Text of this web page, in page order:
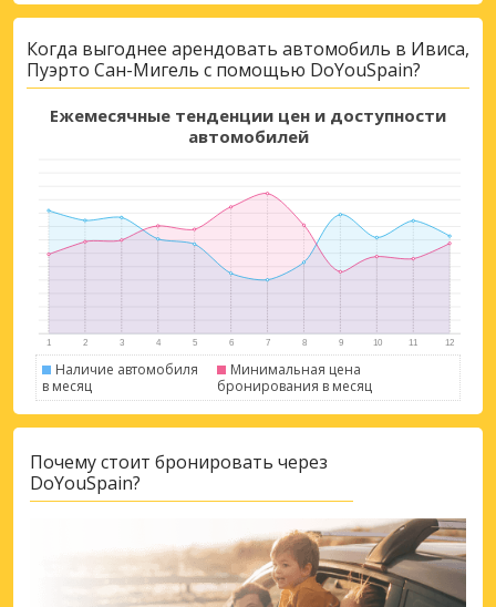
Лучшие сбережения
Получите доступ к эксклюзивным
предложениям партнёров
Когда выгоднее арендовать автомобиль в Ивиса,
Пуэрто Сан-Мигель с помощью DoYouSpain?
Ежемесячные тенденции цен и доступности
автомобилей
Наличие автомобиля
в месяц
Минимальная цена
бронирования в месяц
Почему стоит бронировать через
DoYouSpain?